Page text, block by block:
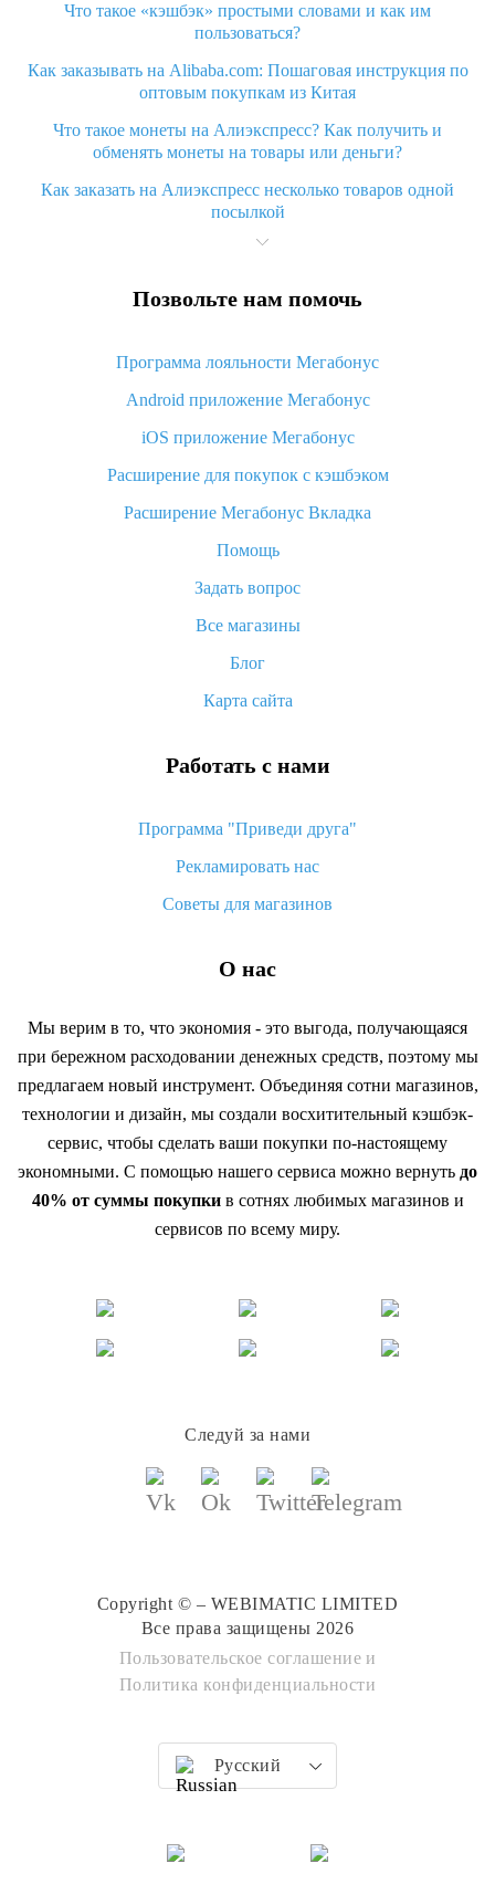
Что такое «кэшбэк» простыми словами и как им
пользоваться?
Как заказывать на Alibaba.com: Пошаговая инструкция по
оптовым покупкам из Китая
Что такое монеты на Алиэкспресс? Как получить и
обменять монеты на товары или деньги?
Как заказать на Алиэкспресс несколько товаров одной
посылкой
Что значит статус «Заказ закрыт» на Алиэкспресс и что
Что делать, если Алиэкспресс просит ввести паспортные
Как узнать, куда пришла посылка с Алиэкспресс
Вы отменили заказ на Алиэкспресс, когда вернут деньги?
Что такое баллы на Алиэкспресс, как их получить и
«AliExpress Standard Shipping»: что это за метод доставки и
как его отслеживать
Как покупать оптом на Алиэкспресс
Что делать, если не пришел товар с Алиэкспресс
возврата денег
Позвольте нам помочь
Программа лояльности Мегабонус
Android приложение Мегабонус
iOS приложение Мегабонус
Расширение для покупок с кэшбэком
Расширение Мегабонус Вкладка
Помощь
Задать вопрос
Все магазины
Блог
Карта сайта
Работать с нами
Программа "Приведи друга"
Рекламировать нас
Советы для магазинов
О нас
Мы верим в то, что экономия - это выгода, получающаяся
при бережном расходовании денежных средств, поэтому мы
предлагаем новый инструмент. Объединяя сотни магазинов,
технологии и дизайн, мы создали восхитительный кэшбэк-
сервис, чтобы сделать ваши покупки по-настоящему
экономными. С помощью нашего сервиса можно вернуть до
40% от суммы покупкив сотнях любимых магазинов и
сервисов по всему миру.
Следуй за нами
Copyright © – WEBIMATIC LIMITED
Все права защищены 2026
Пользовательское соглашение и
Политика конфиденциальности
Русский